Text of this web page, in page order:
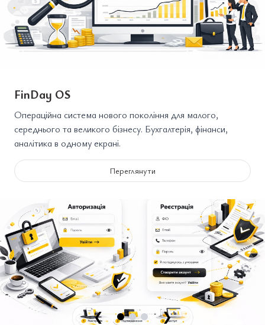
FinDay OS
Операційна система нового покоління для малого,
середнього та великого бізнесу. Бухгалтерія, фінанси,
аналітика в одному екрані.
Переглянути
❮ ❯